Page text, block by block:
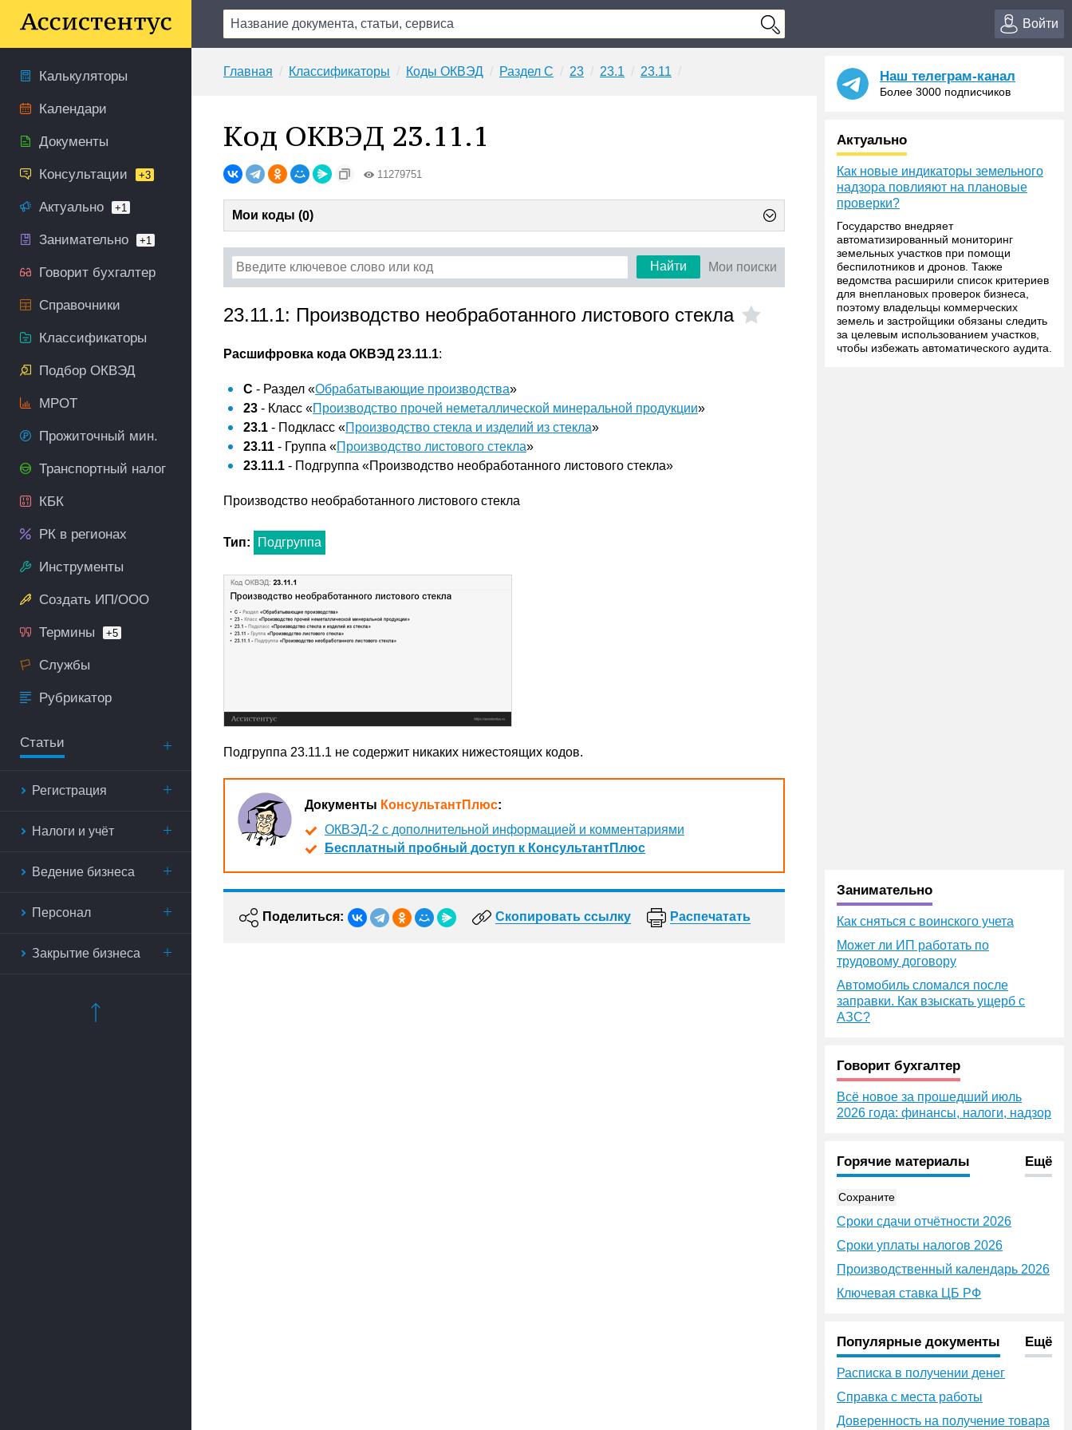
Войти
Калькуляторы
Календари
Документы
Консультации +3
Актуально +1
Занимательно +1
Говорит бухгалтер
Справочники
Классификаторы
Подбор ОКВЭД
МРОТ
Прожиточный мин.
Транспортный налог
КБК
РК в регионах
Инструменты
Создать ИП/ООО
Термины +5
Службы
Рубрикатор
Статьи
Регистрация
Налоги и учёт
Ведение бизнеса
Персонал
Закрытие бизнеса
Главная Классификаторы Коды ОКВЭД Раздел C 23 23.1 23.11
Код ОКВЭД 23.11.1
11279751
Мои коды (0)
Найти Мои поиски
23.11.1: Производство необработанного листового стекла
Расшифровка кода ОКВЭД 23.11.1:
C - Раздел «Обрабатывающие производства»
23 - Класс «Производство прочей неметаллической минеральной продукции»
23.1 - Подкласс «Производство стекла и изделий из стекла»
23.11 - Группа «Производство листового стекла»
23.11.1 - Подгруппа «Производство необработанного листового стекла»
Производство необработанного листового стекла
Тип: Подгруппа
Подгруппа 23.11.1 не содержит никаких нижестоящих кодов.
Документы КонсультантПлюс:
ОКВЭД-2 с дополнительной информацией и комментариями
Бесплатный пробный доступ к КонсультантПлюс
Поделиться: Скопировать ссылку Распечатать
Наш телеграм-канал
Более 3000 подписчиков
Актуально
Как новые индикаторы земельного
надзора повлияют на плановые
проверки?
Государство внедряет
автоматизированный мониторинг
земельных участков при помощи
беспилотников и дронов. Также
ведомства расширили список критериев
для внеплановых проверок бизнеса,
поэтому владельцы коммерческих
земель и застройщики обязаны следить
за целевым использованием участков,
чтобы избежать автоматического аудита.
Занимательно
Как сняться с воинского учета
Может ли ИП работать по
трудовому договору
Автомобиль сломался после
заправки. Как взыскать ущерб с
АЗС?
Говорит бухгалтер
Всё новое за прошедший июль
2026 года: финансы, налоги, надзор
Горячие материалы Ещё
Сохраните
Сроки сдачи отчётности 2026
Сроки уплаты налогов 2026
Производственный календарь 2026
Ключевая ставка ЦБ РФ
Популярные документы Ещё
Расписка в получении денег
Справка с места работы
Доверенность на получение товара